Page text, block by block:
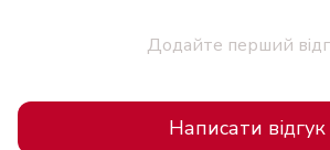
Додайте перший
Написати відгук